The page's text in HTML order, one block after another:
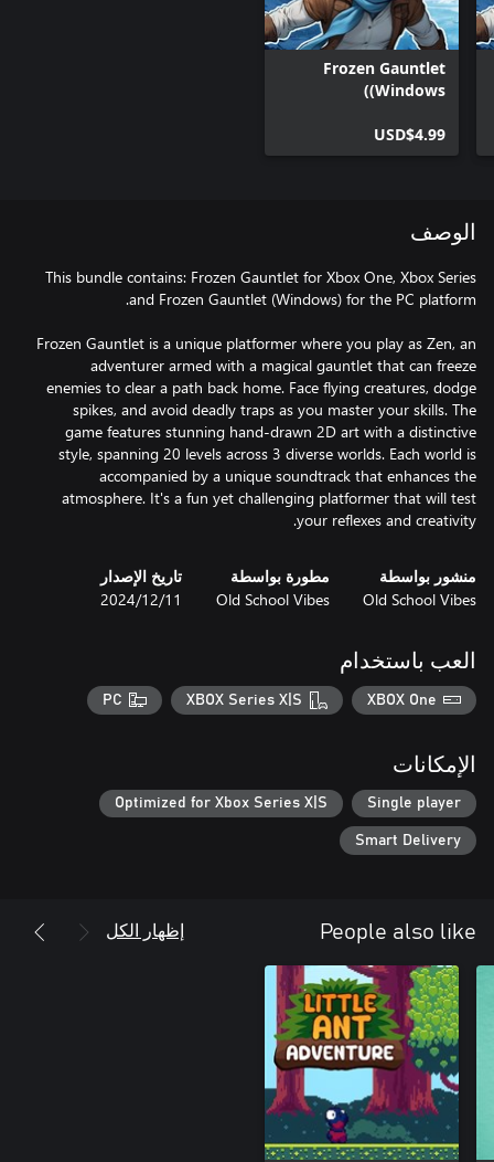
Frozen Gauntlet
(Windows)
USD$4.99
الوصف
This bundle contains: Frozen Gauntlet for Xbox One, Xbox Series
Frozen Gauntlet is a unique platformer where you play as Zen, an
adventurer armed with a magical gauntlet that can freeze
enemies to clear a path back home. Face flying creatures, dodge
spikes, and avoid deadly traps as you master your skills. The
game features stunning hand-drawn 2D art with a distinctive
style, spanning 20 levels across 3 diverse worlds. Each world is
accompanied by a unique soundtrack that enhances the
atmosphere. It's a fun yet challenging platformer that will test
your reflexes and creativity.
منشور بواسطة
Old School Vibes
مطورة بواسطة
Old School Vibes
تاريخ الإصدار
11‏/12‏/2024
العب باستخدام
XBOX One
XBOX Series X|S
PC
الإمكانات
Single player
Optimized for Xbox Series X|S
Smart Delivery
People also like إظهار الكل